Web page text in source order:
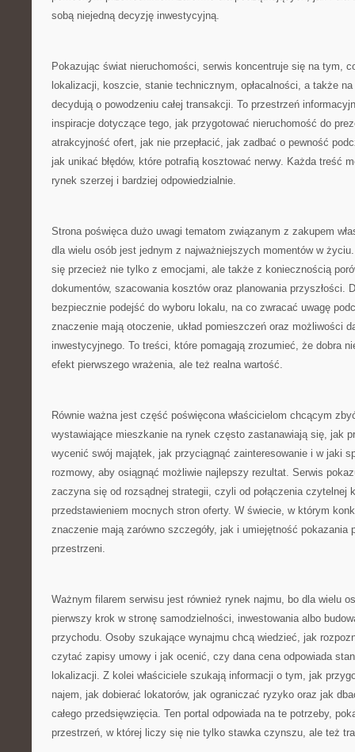
sobą niejedną decyzję inwestycyjną.
Pokazując świat nieruchomości, serwis koncentruje się na tym,
lokalizacji, koszcie, stanie technicznym, opłacalności, a także
decydują o powodzeniu całej transakcji. To przestrzeń
inspiracje dotyczące tego, jak przygotować nieruchomość do
atrakcyjność ofert, jak nie przepłacić, jak zadbać o pewność
jak unikać błędów, które potrafią kosztować nerwy. Każda treść
rynek szerzej i bardziej odpowiedzialnie.
Strona poświęca dużo uwagi tematom związanym z zakupem
dla wielu osób jest jednym z najważniejszych momentów w
się przecież nie tylko z emocjami, ale także z koniecznością
dokumentów, szacowania kosztów oraz planowania przyszłości.
bezpiecznie podejść do wyboru lokalu, na co zwracać uwagę
znaczenie mają otoczenie, układ pomieszczeń oraz możliwości
inwestycyjnego. To treści, które pomagają zrozumieć, że dobra
efekt pierwszego wrażenia, ale też realna wartość.
Równie ważna jest część poświęcona właścicielom chcącym
wystawiające mieszkanie na rynek często zastanawiają się, jak
wycenić swój majątek, jak przyciągnąć zainteresowanie i w jaki
rozmowy, aby osiągnąć możliwie najlepszy rezultat. Serwis
zaczyna się od rozsądnej strategii, czyli od połączenia czytelnej
przedstawieniem mocnych stron oferty. W świecie, w którym
znaczenie mają zarówno szczegóły, jak i umiejętność pokazania
przestrzeni.
Ważnym filarem serwisu jest również rynek najmu, bo dla wielu
pierwszy krok w stronę samodzielności, inwestowania albo
przychodu. Osoby szukające wynajmu chcą wiedzieć, jak
czytać zapisy umowy i jak ocenić, czy dana cena odpowiada
lokalizacji. Z kolei właściciele szukają informacji o tym, jak
najem, jak dobierać lokatorów, jak ograniczać ryzyko oraz jak
całego przedsięwzięcia. Ten portal odpowiada na te potrzeby,
przestrzeń, w której liczy się nie tylko stawka czynszu, ale też